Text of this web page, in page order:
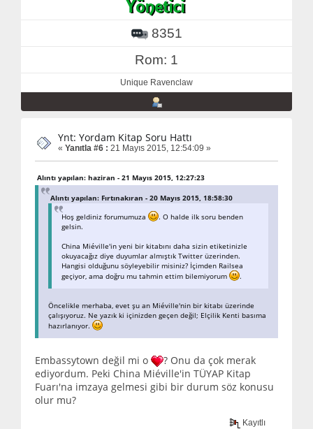
8351
Rom: 1
Unique Ravenclaw
Ynt: Yordam Kitap Soru Hattı
« Yanıtla #6 : 21 Mayıs 2015, 12:54:09 »
Alıntı yapılan: haziran - 21 Mayıs 2015, 12:27:23
Alıntı yapılan: Fırtınakıran - 20 Mayıs 2015, 18:58:30
Hoş geldiniz forumumuza
. O halde ilk soru benden
gelsin.
China Miéville'in yeni bir kitabını daha sizin etiketinizle
okuyacağız diye duyumlar almıştık Twitter üzerinden.
Hangisi olduğunu söyleyebilir misiniz? İçimden Railsea
geçiyor, ama doğru mu tahmin ettim bilemiyorum
.
Öncelikle merhaba, evet şu an Miéville'nin bir kitabı üzerinde
çalışıyoruz. Ne yazık ki içinizden geçen değil; Elçilik Kenti basıma
hazırlanıyor.
Embassytown değil mi o
? Onu da çok merak
ediyordum. Peki China Miéville'in TÜYAP Kitap
Fuarı'na imzaya gelmesi gibi bir durum söz konusu
olur mu?
Kayıtlı